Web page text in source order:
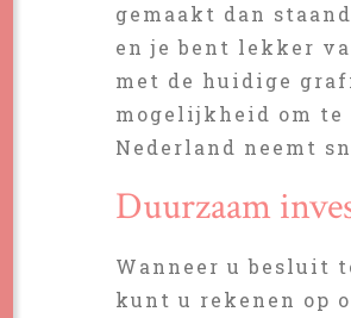
gemaakt dan
en je bent lekker
met de huidige
mogelijkheid om te
Nederland neemt
Duurzaam
Wanneer u besluit
kunt u rekenen op